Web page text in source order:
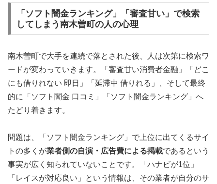
「ソフト闇金ランキング」「審査甘い」で検索
してしまう南木曽町の人の心理
南木曽町で大手を連続で落とされた後、人は次第に検索ワ
ードが変わっていきます。「審査甘い消費者金融」「どこ
にも借りれない 即日」「延滞中 借りれる」、そして最終
的に「ソフト闇金 口コミ」「ソフト闇金ランキング」へ
たどり着きます。
問題は、「ソフト闇金ランキング」で上位に出てくるサイ
トの多くが業者側の自演・広告費による掲載であるという
事実が広く知られていないことです。「ハナビが1位」
「レイスが対応良い」という情報は、その業者が自分のサ